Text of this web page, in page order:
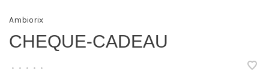
Ambiorix
CHEQUE-CADEAU
• • • • •